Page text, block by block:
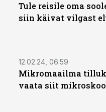
Tule reisile oma
siin käivat vilgast
12.02.24, 06:59
Mikromaailma
vaata siit